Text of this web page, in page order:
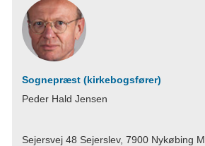
Sognepræst (kirkebogsfører)
Peder Hald Jensen
Sejersvej 48 Sejerslev, 7900 Nykøbing M